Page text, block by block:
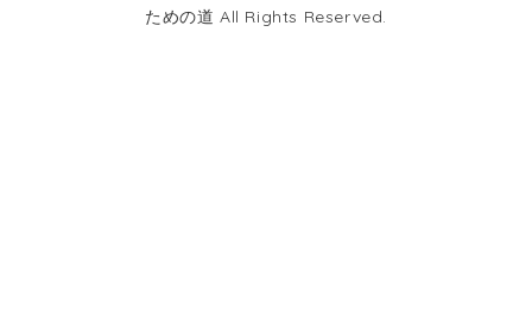
ための道 All Rights Reserved.